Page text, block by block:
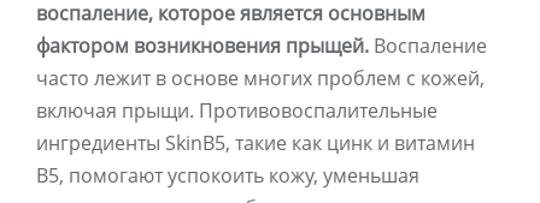
воспаление, которое является основным
фактором возникновения прыщей. Воспаление
часто лежит в основе многих проблем с кожей,
включая прыщи. Противовоспалительные
ингредиенты SkinB5, такие как цинк и витамин
B5, помогают успокоить кожу, уменьшая